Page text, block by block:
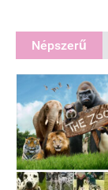
Népszerű